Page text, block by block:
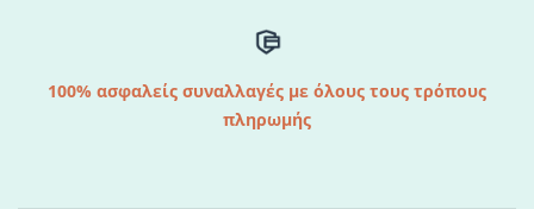
100% ασφαλείς συναλλαγές με όλους τους τρόπους
πληρωμής